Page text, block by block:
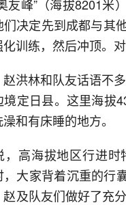
友峰”（海拔8201米
决定先到成都与其
训练，然后冲顶。
洪林和队友话语不
境定日县。这里海
和有床睡的地方。
，高海拔地区行进
大家背着沉重的行
及队友们做好了充